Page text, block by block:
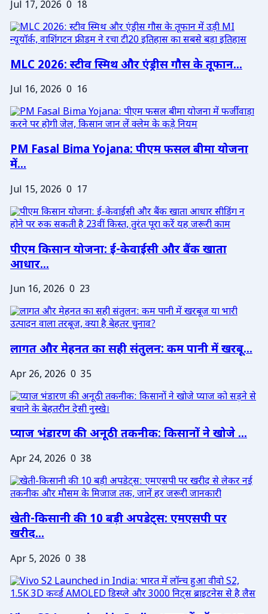
Jul 17, 2026 0 18
MLC 2026: स्टीव स्मिथ और एंड्रीस गौस के तूफान...
Jul 16, 2026 0 16
PM Fasal Bima Yojana: पीएम फसल बीमा योजना
में...
Jul 15, 2026 0 17
पीएम किसान योजना: ई-केवाईसी और बैंक खाता
आधार...
Jun 16, 2026 0 23
लागत और मेहनत का सही संतुलन: कम पानी में खरबू...
Apr 26, 2026 0 35
प्याज भंडारण की अनूठी तकनीक: किसानों ने खोजे ...
Apr 24, 2026 0 38
खेती-किसानी की 10 बड़ी अपडेट्स: एमएसपी पर
खरीद...
Apr 5, 2026 0 38